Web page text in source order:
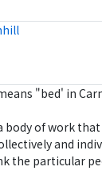
"bed' in
body of work
and
the particular